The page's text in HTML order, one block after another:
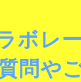
ボレ
問や